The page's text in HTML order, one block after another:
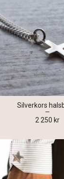
Silverkors
2 250 kr